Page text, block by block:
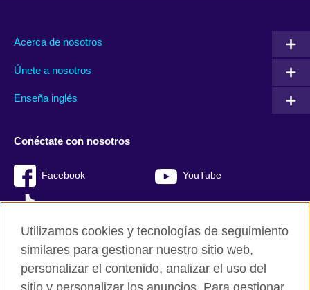
Acerca de nosotros
Únete a nosotros
Enseña inglés
Conéctate con nosotros
Facebook YouTube
TikTok
British Council Global
Utilizamos cookies y tecnologías de seguimiento
similares para gestionar nuestro sitio web,
personalizar el contenido, analizar el uso del
sitio y personalizar los anuncios. Para gestionar